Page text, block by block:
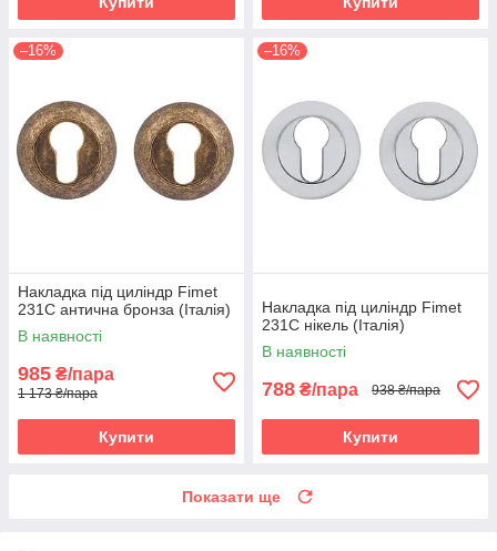
–16%
Накладка під циліндр Fimet
231C антична бронза (Італія)
В наявності
985 ₴/пара
1 173 ₴/пара
Купити
–16%
Накладка під циліндр Fimet
231C нікель (Італія)
В наявності
788 ₴/пара 938 ₴/пара
Купити
Показати ще